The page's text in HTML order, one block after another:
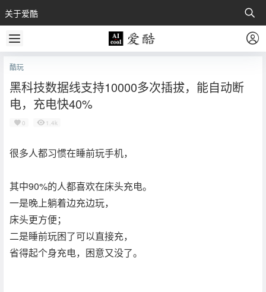
关于爱酷
酷玩
黑科技数据线支持10000多次插拔，能自动断
电，充电快40%
0 1.4k
很多人都习惯在睡前玩手机，
其中90%的人都喜欢在床头充电。
一是晚上躺着边充边玩，
床头更方便；
二是睡前玩困了可以直接充，
省得起个身充电，困意又没了。